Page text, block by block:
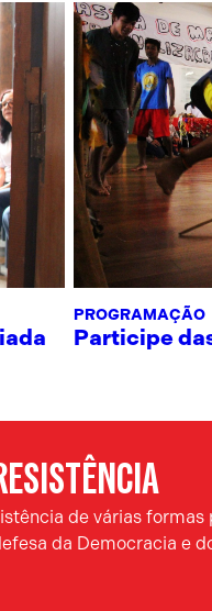
PROGRAMAÇÃO
Participe
de várias
da Democracia e